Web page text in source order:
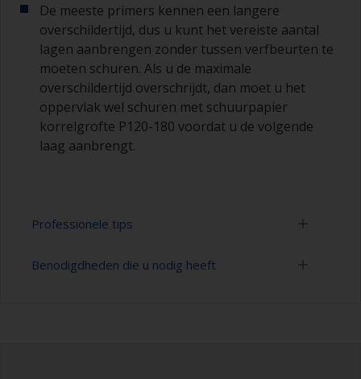
De meeste primers kennen een langere
overschildertijd, dus u kunt het vereiste aantal
lagen aanbrengen zonder tussen verfbeurten te
moeten schuren. Als u de maximale
overschildertijd overschrijdt, dan moet u het
oppervlak wel schuren met schuurpapier
korrelgrofte P120-180 voordat u de volgende
laag aanbrengt.
Professionele tips
Epoxyproducten moeten in de juiste verhouding
Benodigdheden die u nodig heeft